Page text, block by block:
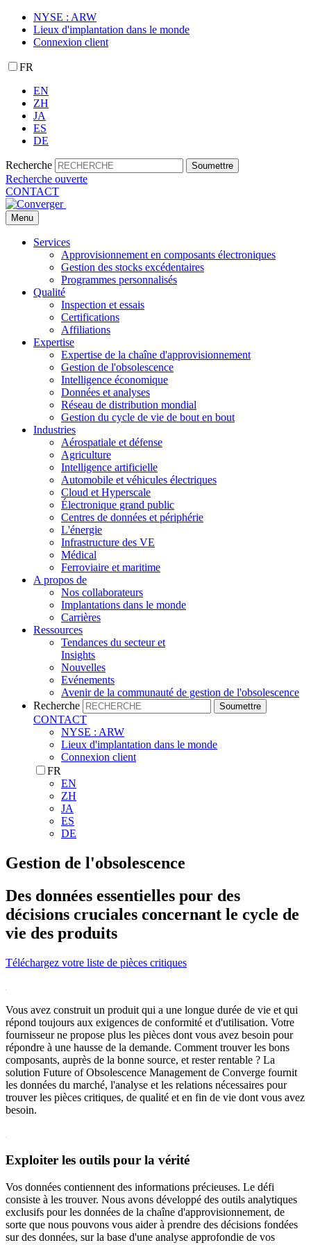
NYSE : ARW
Lieux d'implantation dans le monde
Connexion client
FR
EN
ZH
JA
ES
DE
Recherche Soumettre
Recherche ouverte
CONTACT
Menu
Services
Approvisionnement en composants électroniques
Gestion des stocks excédentaires
Programmes personnalisés
Qualité
Inspection et essais
Certifications
Affiliations
Expertise
Expertise de la chaîne d'approvisionnement
Gestion de l'obsolescence
Intelligence économique
Données et analyses
Réseau de distribution mondial
Gestion du cycle de vie de bout en bout
Industries
Aérospatiale et défense
Agriculture
Intelligence artificielle
Automobile et véhicules électriques
Cloud et Hyperscale
Électronique grand public
Centres de données et périphérie
L'énergie
Infrastructure des VE
Médical
Ferroviaire et maritime
A propos de
Nos collaborateurs
Implantations dans le monde
Carrières
Ressources
Tendances du secteur et
Insights
Nouvelles
Evénements
Avenir de la communauté de gestion de l'obsolescence
Recherche
Soumettre
CONTACT
NYSE : ARW
Lieux d'implantation dans le monde
Connexion client
FR
EN
ZH
JA
ES
DE
Gestion de l'obsolescence
Des données essentielles pour des
décisions cruciales concernant le cycle de
vie des produits
Téléchargez votre liste de pièces critiques
Vous avez construit un produit qui a une longue durée de vie et qui
répond toujours aux exigences de conformité et d'utilisation. Votre
fournisseur ne propose plus les pièces dont vous avez besoin pour
répondre à une hausse de la demande. Comment trouver les bons
composants, auprès de la bonne source, et rester rentable ? La
solution Future of Obsolescence Management de Converge fournit
les données du marché, l'analyse et les relations nécessaires pour
trouver les pièces critiques, de qualité et en fin de vie dont vous avez
besoin.
Exploiter les outils pour la vérité
Vos données contiennent des informations précieuses. Le défi
consiste à les trouver. Nous avons développé des outils analytiques
exclusifs pour les données de la chaîne d'approvisionnement, de
sorte que nous pouvons vous aider à prendre des décisions fondées
sur des données, sur la base d'une analyse approfondie de vos